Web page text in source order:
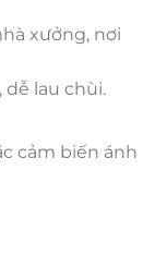
xưởng, nơi
dễ lau chùi.
cảm biến ánh